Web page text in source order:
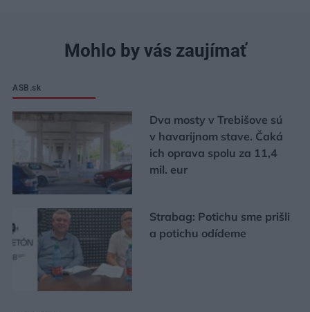
Mohlo by vás zaujímať
ASB.sk
Dva mosty v Trebišove sú
v havarijnom stave. Čaká
ich oprava spolu za 11,4
mil. eur
Strabag: Potichu sme prišli
a potichu odídeme